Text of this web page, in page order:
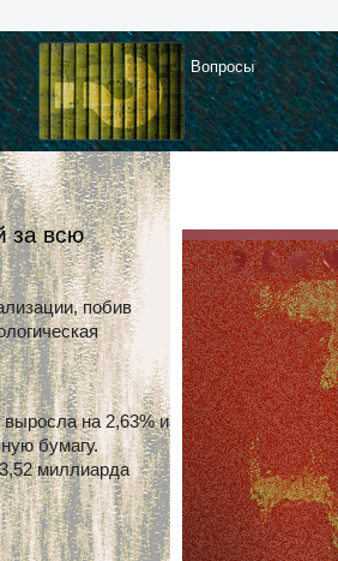
Вопросы
за всю
побив
выросла на 2,63% и
бумагу.
миллиарда